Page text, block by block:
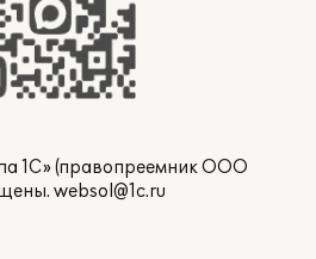
1С» (правопреемник ООО
websol@1c.ru